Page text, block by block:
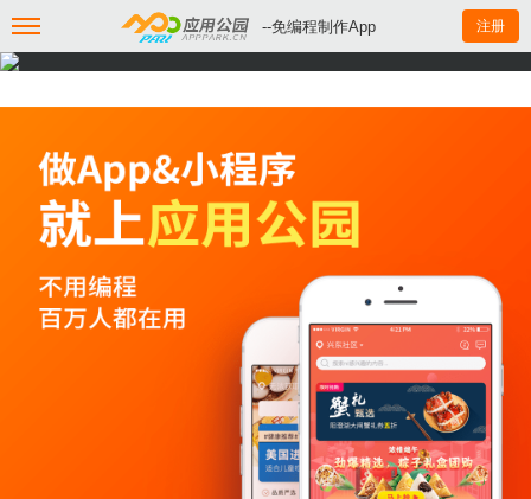
--免编程制作App 注册